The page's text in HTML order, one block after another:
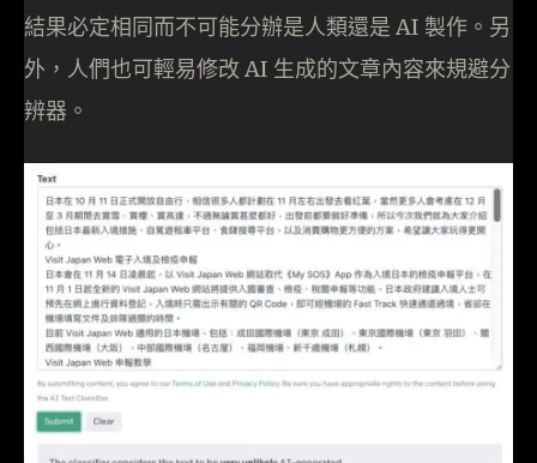
結果必定相同而不可能分辦是人類還是 AI 製作。另
外，人們也可輕易修改 AI 生成的文章內容來規避分
辨器。